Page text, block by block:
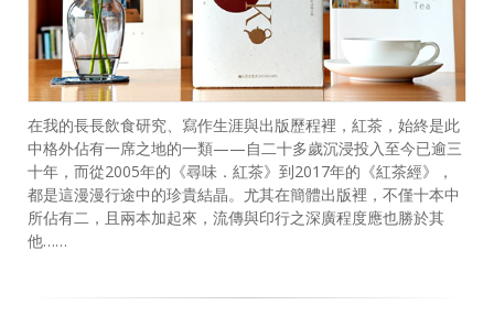
在我的長長飲食研究、寫作生涯與出版歷程裡，紅茶，始終是此
中格外佔有一席之地的一類——自二十多歲沉浸投入至今已逾三
十年，而從2005年的《尋味．紅茶》到2017年的《紅茶經》，
都是這漫漫行途中的珍貴結晶。尤其在簡體出版裡，不僅十本中
所佔有二，且兩本加起來，流傳與印行之深廣程度應也勝於其
他……